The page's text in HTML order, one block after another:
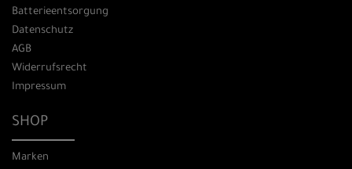
Batterieentsorgung
Datenschutz
AGB
Widerrufsrecht
Impressum
SHOP
Marken